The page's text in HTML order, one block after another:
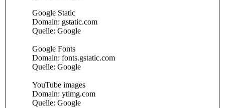
Google Static
Domain: gstatic.com
Quelle: Google
Google Fonts
Domain: fonts.gstatic.com
Quelle: Google
YouTube images
Domain: ytimg.com
Quelle: Google